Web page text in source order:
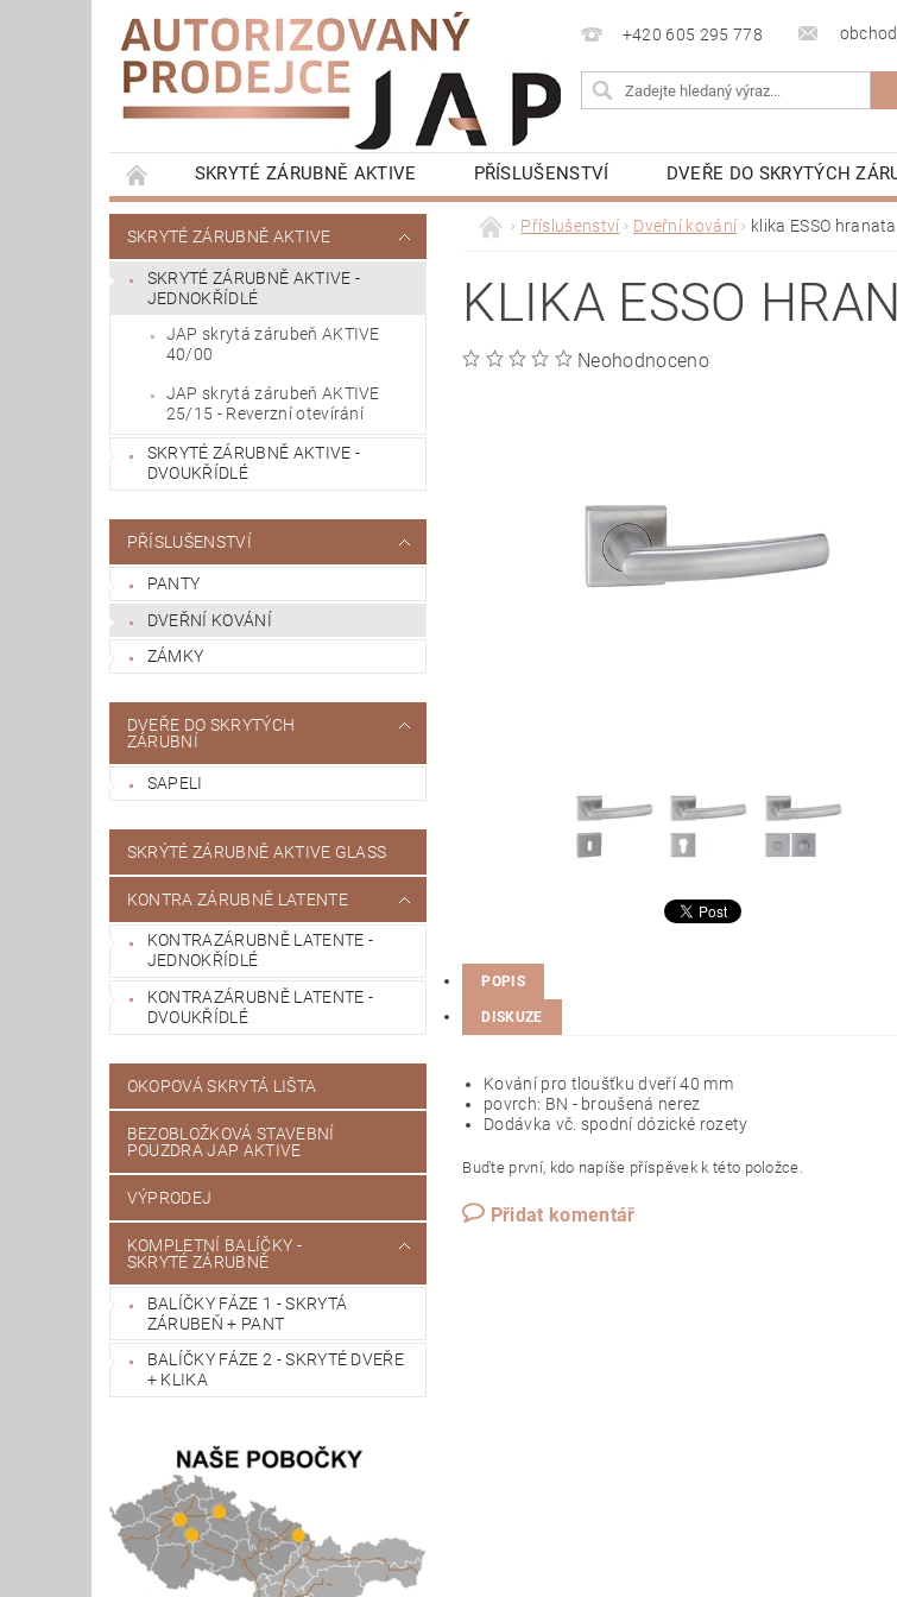
+420 605 295 778
SKRYTÉ ZÁRUBNĚ AKTIVE PŘÍSLUŠENSTVÍ DVEŘE DO SKRYTÝCH
KONTRA ZÁRUBNĚ LATENTE
OKOPOVÁ SKRYTÁ LIŠTA BEZOBLOŽKOVÁ
KOMPLETNÍ BALÍČKY - SKRYTÉ ZÁRUBNĚ
SKRYTÉ ZÁRUBNĚ AKTIVE
SKRYTÉ ZÁRUBNĚ AKTIVE -
JEDNOKŘÍDLÉ
JAP skrytá zárubeň AKTIVE
40/00
JAP skrytá zárubeň AKTIVE
25/15 - Reverzní otevírání
SKRYTÉ ZÁRUBNĚ AKTIVE -
DVOUKŘÍDLÉ
PŘÍSLUŠENSTVÍ
PANTY
DVEŘNÍ KOVÁNÍ
ZÁMKY
DVEŘE DO SKRYTÝCH
ZÁRUBNÍ
SAPELI
SKRÝTÉ ZÁRUBNĚ AKTIVE GLASS
KONTRA ZÁRUBNĚ LATENTE
KONTRAZÁRUBNĚ LATENTE -
JEDNOKŘÍDLÉ
KONTRAZÁRUBNĚ LATENTE -
DVOUKŘÍDLÉ
OKOPOVÁ SKRYTÁ LIŠTA
BEZOBLOŽKOVÁ STAVEBNÍ
POUZDRA JAP AKTIVE
VÝPRODEJ
KOMPLETNÍ BALÍČKY -
SKRYTÉ ZÁRUBNĚ
BALÍČKY FÁZE 1 - SKRYTÁ
ZÁRUBEŇ + PANT
BALÍČKY FÁZE 2 - SKRYTÉ DVEŘE
+ KLIKA
Příslušenství Dveřní kování klika ESSO hranata
KLIKA ESSO
Neohodnoceno
POPIS
DISKUZE
Kování pro tloušťku dveří 40 mm
povrch: BN - broušená nerez
Dodávka vč. spodní dózické rozety
Buďte první, kdo napíše příspěvek k této položce.
Přidat komentář